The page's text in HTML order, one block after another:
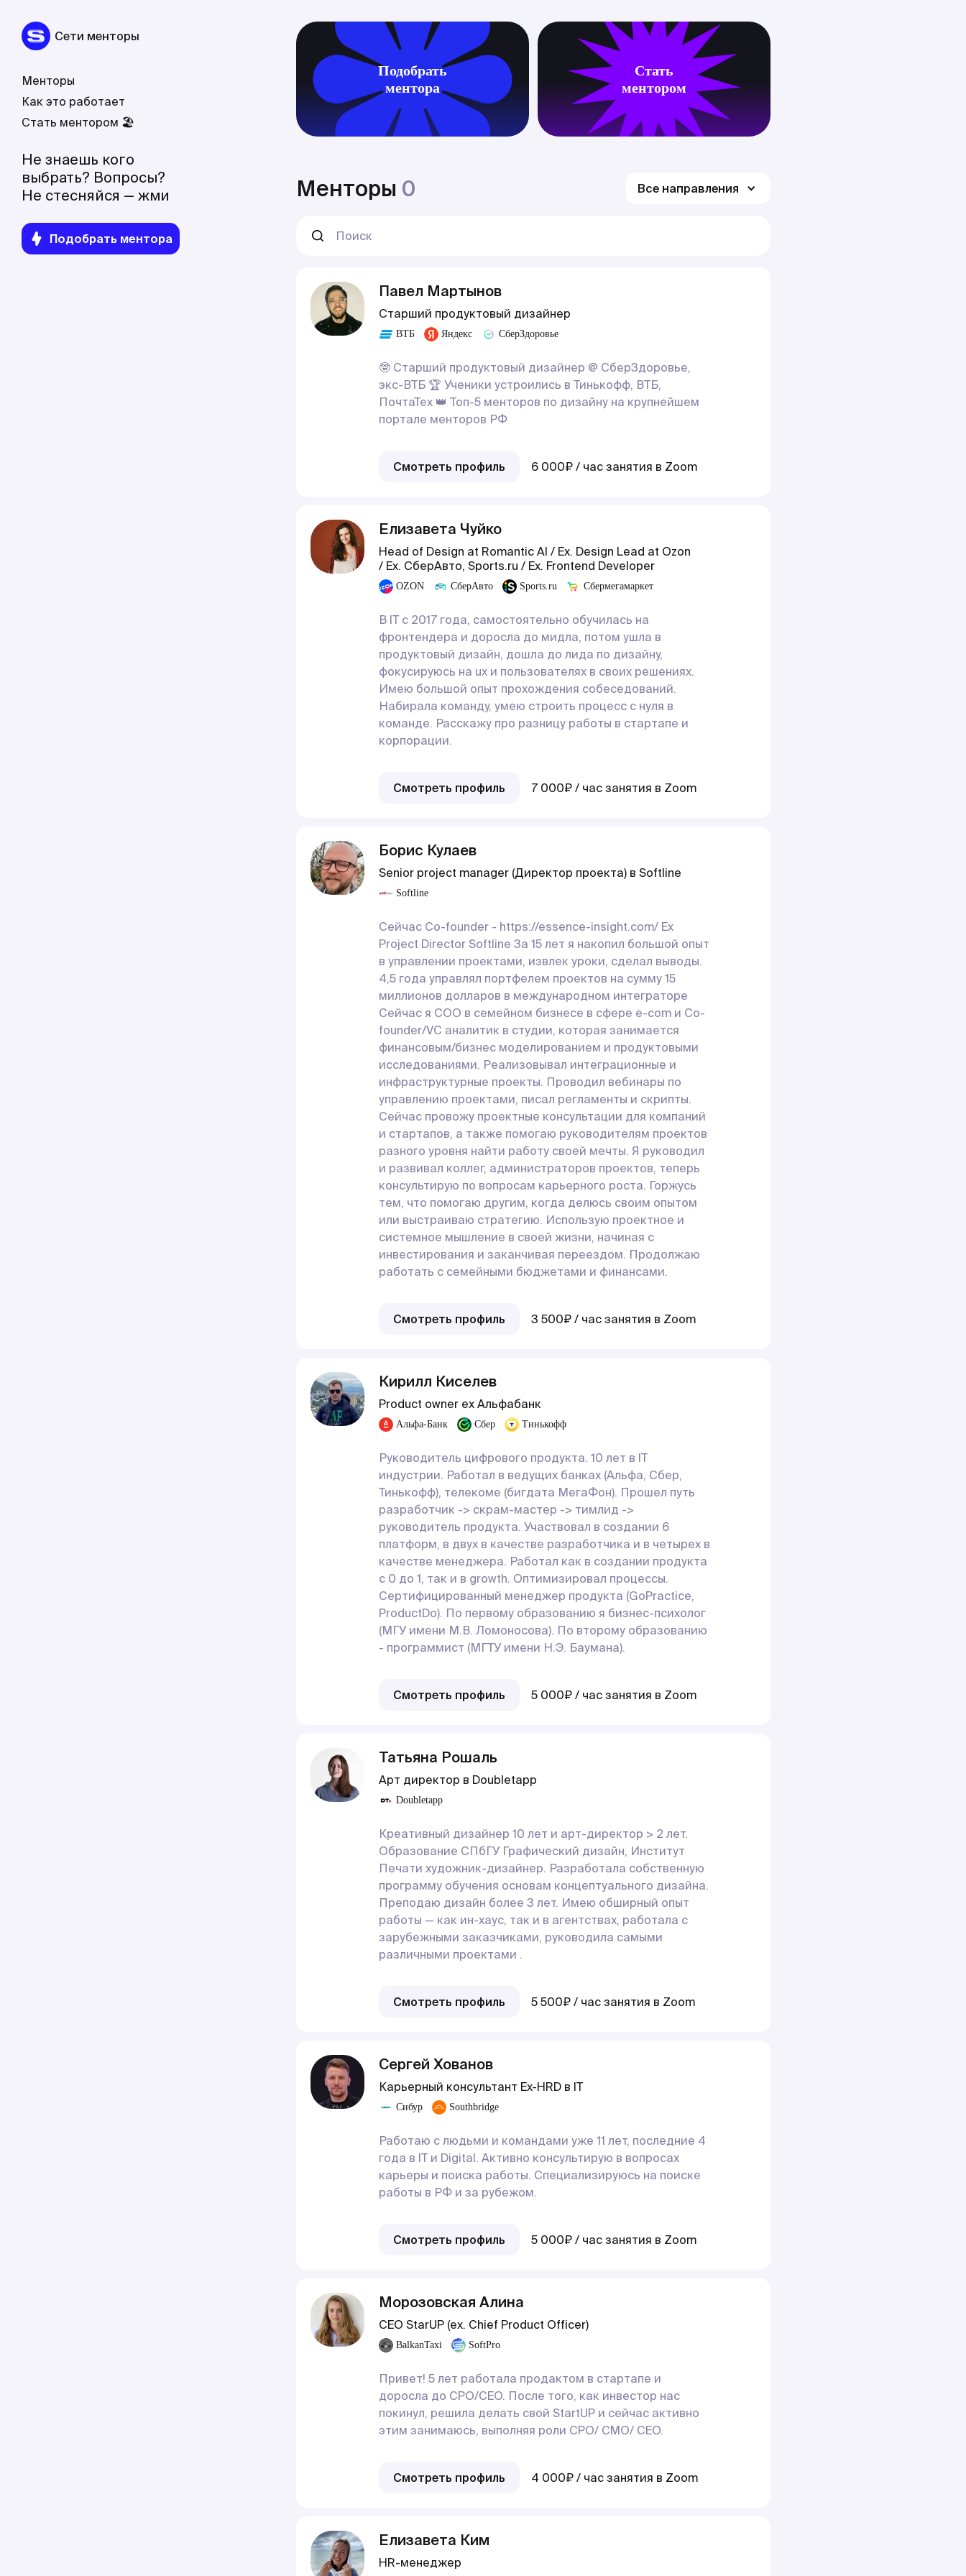
Сети менторы
Менторы
Как это работает
Стать ментором 🏖
Не знаешь кого
выбрать? Вопросы?
Не стесняйся — жми
Подобрать ментора
Подобрать
ментора
Стать
ментором
Менторы 0 Все направления
Павел Мартынов
Старший продуктовый дизайнер
ВТБ Яндекс СберЗдоровье
🤓 Старший продуктовый дизайнер @ СберЗдоровье,
экс-ВТБ 🏆 Ученики устроились в Тинькофф, ВТБ,
ПочтаТех 👑 Топ-5 менторов по дизайну на крупнейшем
портале менторов РФ
Смотреть профиль 6 000₽ / час занятия в Zoom
Елизавета Чуйко
Head of Design at Romantic AI / Ex. Design Lead at Ozon
/ Ex. СберАвто, Sports.ru / Ex. Frontend Developer
OZON СберАвто ‍Sports.ru ‍‍Сбермегамаркет
В IT c 2017 года, самостоятельно обучилась на
фронтендера и доросла до мидла, потом ушла в
продуктовый дизайн, дошла до лида по дизайну,
фокусируюсь на ux и пользователях в своих решениях.
Имею большой опыт прохождения собеседований.
Набирала команду, умею строить процесс с нуля в
команде. Расскажу про разницу работы в стартапе и
корпорации.
Смотреть профиль 7 000₽ / час занятия в Zoom
Борис Кулаев
Senior project manager (Директор проекта) в Softline
Softline
Сейчас Co-founder - https://essence-insight.com/ Ex
Project Director Softline За 15 лет я накопил большой опыт
в управлении проектами, извлек уроки, сделал выводы.
4,5 года управлял портфелем проектов на сумму 15
миллионов долларов в международном интеграторе
Сейчас я COO в семейном бизнесе в сфере e-com и Co-
founder/VC аналитик в студии, которая занимается
финансовым/бизнес моделированием и продуктовыми
исследованиями. Реализовывал интеграционные и
инфраструктурные проекты. Проводил вебинары по
управлению проектами, писал регламенты и скрипты.
Сейчас провожу проектные консультации для компаний
и стартапов, а также помогаю руководителям проектов
разного уровня найти работу своей мечты. Я руководил
и развивал коллег, администраторов проектов, теперь
консультирую по вопросам карьерного роста. Горжусь
тем, что помогаю другим, когда делюсь своим опытом
или выстраиваю стратегию. Использую проектное и
системное мышление в своей жизни, начиная с
инвестирования и заканчивая переездом. Продолжаю
работать с семейными бюджетами и финансами.
Смотреть профиль 3 500₽ / час занятия в Zoom
Кирилл Киселев
Product owner ex Альфабанк
Альфа-Банк Сбер Тинькофф
Руководитель цифрового продукта. 10 лет в IT
индустрии. Работал в ведущих банках (Альфа, Сбер,
Тинькофф), телекоме (бигдата МегаФон). Прошел путь
разработчик -> скрам-мастер -> тимлид ->
руководитель продукта. Участвовал в создании 6
платформ, в двух в качестве разработчика и в четырех в
качестве менеджера. Работал как в создании продукта
с 0 до 1, так и в growth. Оптимизировал процессы.
Сертифицированный менеджер продукта (GoPractice,
ProductDo). По первому образованию я бизнес-психолог
(МГУ имени М.В. Ломоносова). По второму образованию
- программист (МГТУ имени Н.Э. Баумана).
Смотреть профиль 5 000₽ / час занятия в Zoom
Татьяна Рошаль
Арт директор в Doubletapp
Doubletapp
Креативный дизайнер 10 лет и арт-директор > 2 лет.
Образование СПбГУ Графический дизайн, Институт
Печати художник-дизайнер. Разработала собственную
программу обучения основам концептуального дизайна.
Преподаю дизайн более 3 лет. Имею обширный опыт
работы — как ин-хаус, так и в агентствах, работала с
зарубежными заказчиками, руководила самыми
различными проектами .
Смотреть профиль 5 500₽ / час занятия в Zoom
Сергей Хованов
Карьерный консультант Ex-HRD в IT
Сибур Southbridge
Работаю с людьми и командами уже 11 лет, последние 4
года в IT и Digital. Активно консультирую в вопросах
карьеры и поиска работы. Специализируюсь на поиске
работы в РФ и за рубежом.
Смотреть профиль 5 000₽ / час занятия в Zoom
Морозовская Алина
CEO StarUP (ex. Chief Product Officer)
BalkanTaxi SoftPro
Привет! 5 лет работала продактом в стартапе и
доросла до CPO/CEO. После того, как инвестор нас
покинул, решила делать свой StartUP и сейчас активно
этим занимаюсь, выполняя роли CPO/ CMO/ CEO.
Смотреть профиль 4 000₽ / час занятия в Zoom
Елизавета Ким
HR-менеджер